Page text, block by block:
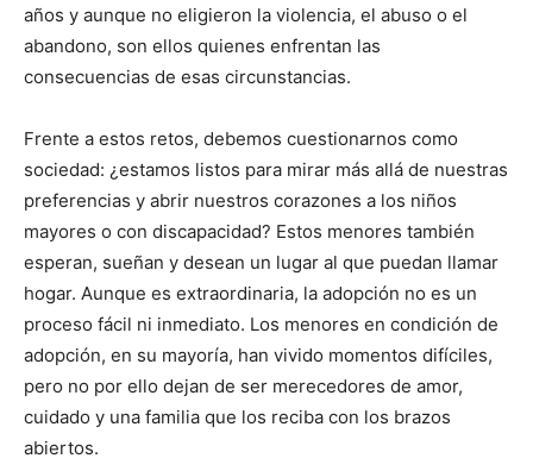
años y aunque no eligieron la violencia, el abuso o el
abandono, son ellos quienes enfrentan las
consecuencias de esas circunstancias.
Frente a estos retos, debemos cuestionarnos como
sociedad: ¿estamos listos para mirar más allá de nuestras
preferencias y abrir nuestros corazones a los niños
mayores o con discapacidad? Estos menores también
esperan, sueñan y desean un lugar al que puedan llamar
hogar. Aunque es extraordinaria, la adopción no es un
proceso fácil ni inmediato. Los menores en condición de
adopción, en su mayoría, han vivido momentos difíciles,
pero no por ello dejan de ser merecedores de amor,
cuidado y una familia que los reciba con los brazos
abiertos.